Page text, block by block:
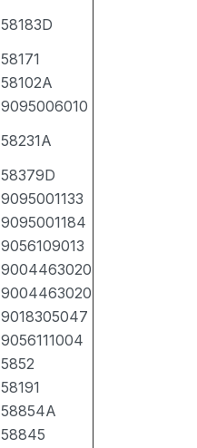
58183D
58171
58102A
9095006010
58231A
58379D
9095001133
9095001184
9056109013
9004463020
9004463020
9018305047
9056111004
5852
58191
58854A
58845